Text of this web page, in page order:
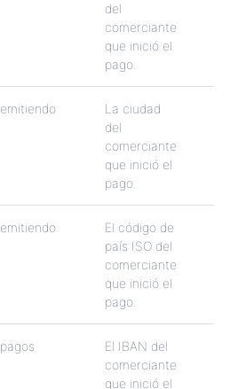
del
comerciante
que inició el
pago.
emitiendo La ciudad
del
comerciante
que inició el
pago.
emitiendo El código de
país ISO del
comerciante
que inició el
pago.
pagos El IBAN del
comerciante
que inició el